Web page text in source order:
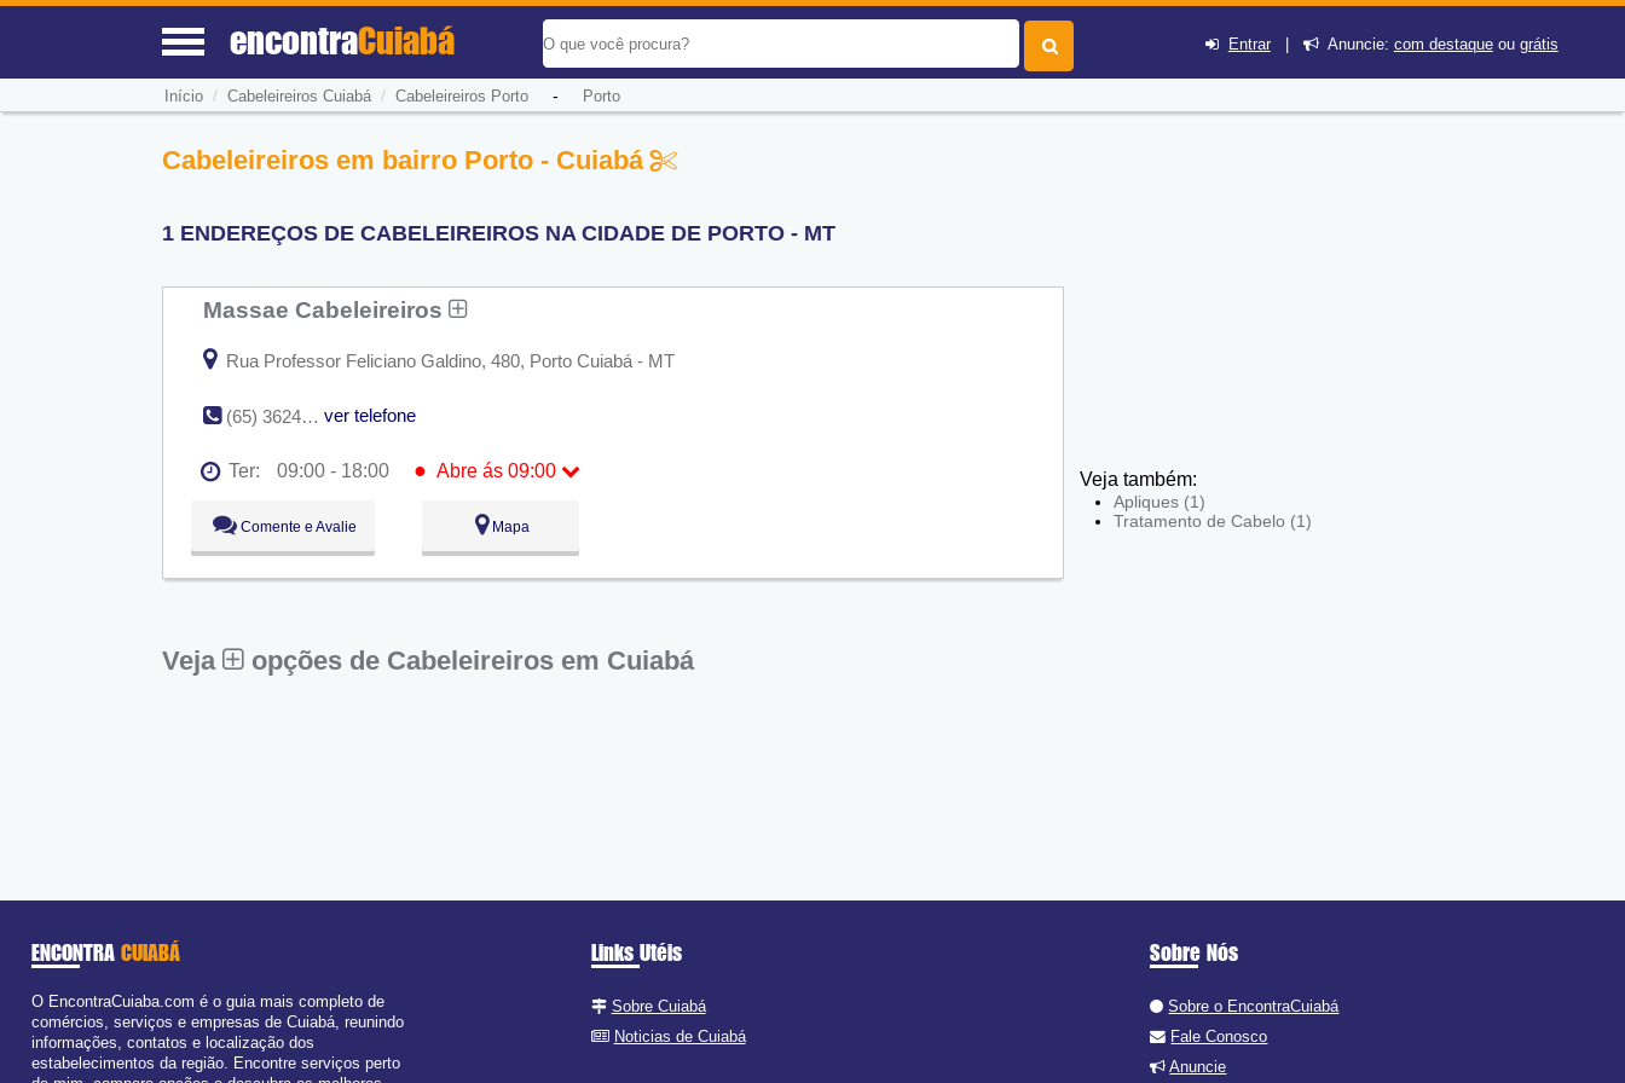
encontraCuiabá Entrar| Anuncie: com destaqueou grátis
Início / Cabeleireiros Cuiabá/ Cabeleireiros Porto- Porto
Cabeleireiros em bairro Porto - Cuiabá
1 ENDEREÇOS DE CABELEIREIROS NA CIDADE DE PORTO - MT
Massae Cabeleireiros
Rua Professor Feliciano Galdino, 480, Porto Cuiabá - MT
(65) 3624-9712 ver telefone
Ter: 09:00 - 18:00 ● Abre ás 09:00
Seg:
Ter:
09:00 - 18:00
Abre ás 09:00
Qua:
09:00 - 18:00
Qui:
09:00 - 18:00
Comente e Avalie Mapa
Veja opções de Cabeleireiros em Cuiabá
Veja também:
Apliques (1)
Tratamento de Cabelo (1)
ENCONTRA CUIABÁ
O EncontraCuiaba.com é o guia mais completo de
comércios, serviços e empresas de Cuiabá, reunindo
informações, contatos e localização dos
estabelecimentos da região. Encontre serviços perto
Links Utéis
Sobre Cuiabá
Noticias de Cuiabá
Sobre Nós
Sobre o EncontraCuiabá
Fale Conosco
Anuncie